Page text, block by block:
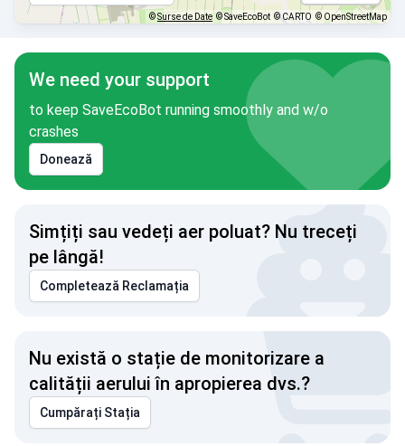
©Surse de Date © SaveEcoBot © CARTO © OpenStreetMap
We need your support
to keep SaveEcoBot running smoothly and w/o
crashes
Donează
Simțiți sau vedeți aer poluat? Nu treceți
pe lângă!
Completează Reclamația
Nu există o stație de monitorizare a
calității aerului în apropierea dvs.?
Cumpărați Stația